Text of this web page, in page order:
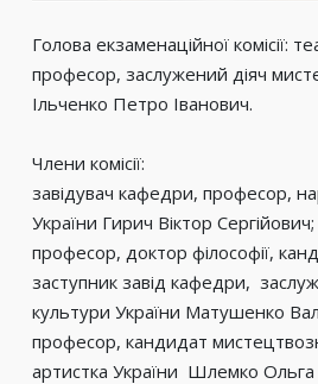
Голова екзаменаційної комісії:
професор, заслужений діяч
Ільченко Петро Іванович.
Члени комісії:
завідувач кафедри, професор,
України Гирич Віктор Сергійович;
професор, доктор філософії,
заступник завід кафедри,
культури України Матушенко
професор, кандидат
артистка України Шлемко Ольга